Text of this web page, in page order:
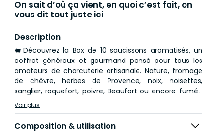
On sait d’où ça vient, en quoi c’est fait, on
vous dit tout juste ici
Description
🐖Découvrez la Box de 10 saucissons aromatisés, un
coffret généreux et gourmand pensé pour tous les
amateurs de charcuterie artisanale. Nature, fromage
de chèvre, herbes de Provence, noix, noisettes,
sanglier, roquefort, poivre, Beaufort ou encore fumé :
une sélection variée pour satisfaire toutes les envies et
surprendre les papilles à chaque bouchée.
Et pour garantir une box toujours bien garnie, si l’un des
Voir plus
Composition & utilisation